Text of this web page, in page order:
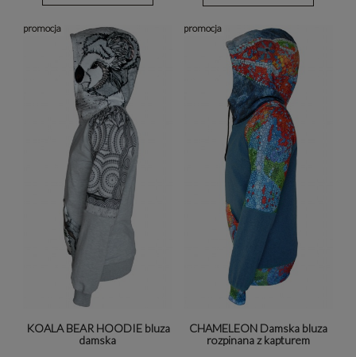
KOALA BEAR HOODIE bluza
damska
promocja
CHAMELEON Damska bluza
rozpinana z kapturem
promocja